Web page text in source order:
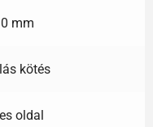
mm
kötés
oldal